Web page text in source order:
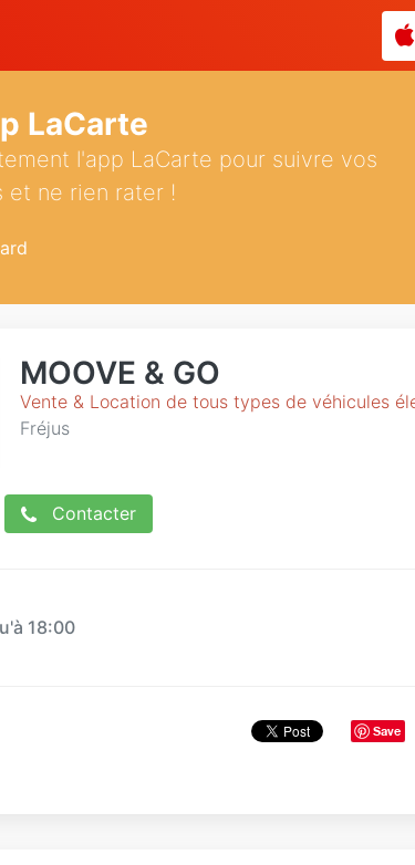
LaCarte
l'app LaCarte pour suivre vos
et ne rien rater !
MOOVE & GO
Vente & Location de tous types de véhicules
Fréjus
Contacter
18:00
Save